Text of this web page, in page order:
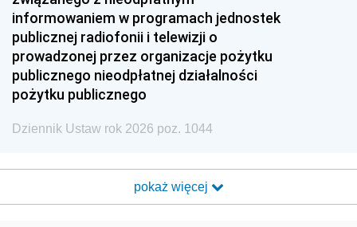
informowaniem w programach jednostek
publicznej radiofonii i telewizji o
prowadzonej przez organizacje pożytku
publicznego nieodpłatnej działalności
pożytku publicznego
Dziennik Ustaw rok 2026 poz. 1044
pokaż więcej